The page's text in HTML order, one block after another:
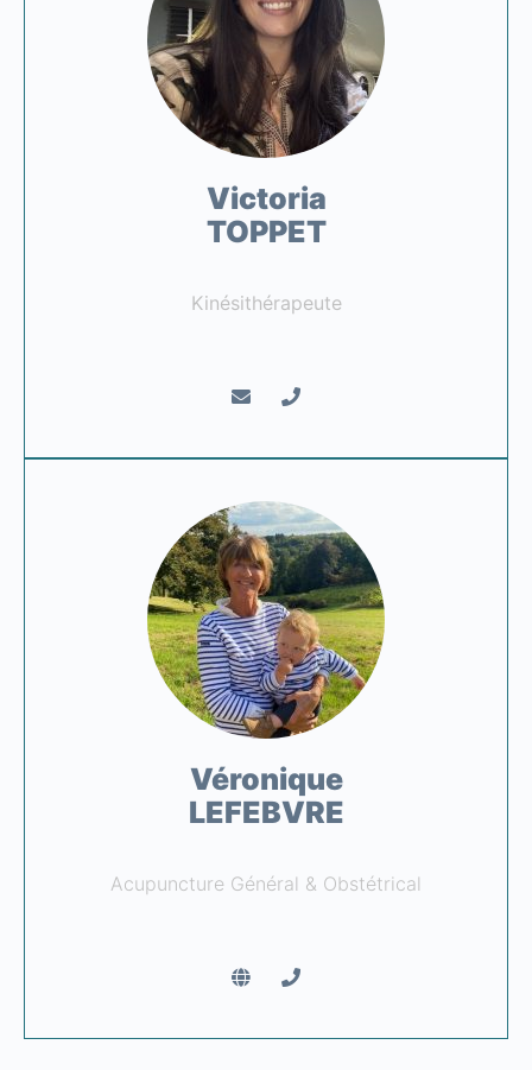
Victoria
TOPPET
Kinésithérapeute
Véronique
LEFEBVRE
Acupuncture Général & Obstétrical